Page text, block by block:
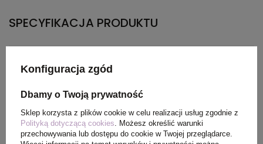
SPECYFIKACJA PRODUKTU
Konfiguracja zgód
Dbamy o Twoją prywatność
Sklep korzysta z plików cookie w celu realizacji usług zgodnie z
Polityką dotyczącą cookies. Możesz określić warunki
przechowywania lub dostępu do cookie w Twojej przeglądarce.